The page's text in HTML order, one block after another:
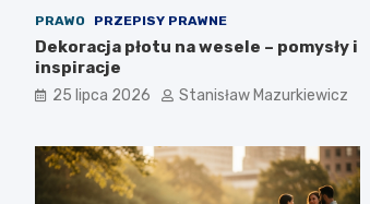
PRAWO PRZEPISY PRAWNE
Dekoracja płotu na wesele – pomysły i
inspiracje
25 lipca 2026 Stanisław Mazurkiewicz